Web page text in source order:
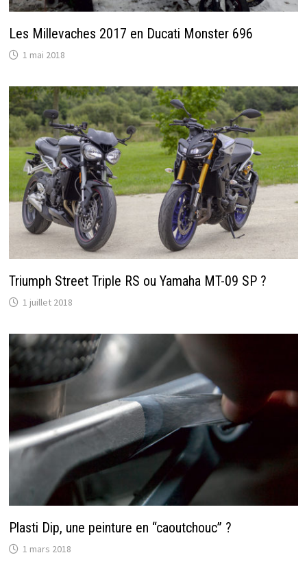
Les Millevaches 2017 en Ducati Monster 696
1 mai 2018
Triumph Street Triple RS ou Yamaha MT-09 SP ?
1 juillet 2018
Plasti Dip, une peinture en “caoutchouc” ?
1 mars 2018